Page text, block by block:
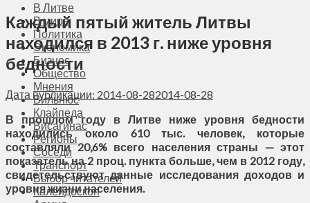
В Литве
В мире
Политика
Экономика
Бизнес
Общество
Мнения
Вильнюс
Клайпеда
Висагинас
Регионы
Соседи
Транспорт
Выбор читателей
Калейдоскоп
Каждый пятый житель Литвы
находился в 2013 г. ниже уровня
бедности
Дата публикации: 2014-08-282014-08-28
В прошлом году в Литве ниже уровня бедности
находились около 610 тыс. человек, которые
составляли 20,6% всего населения страны — этот
показатель на 2 проц. пункта больше, чем в 2012 году,
свидетельствуют данные исследования доходов и
уровня жизни населения.